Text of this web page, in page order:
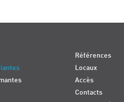
Références
Locaux
Accès
Contacts